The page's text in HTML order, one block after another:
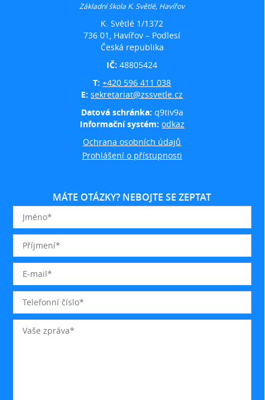
Základní škola K. Světlé, Havířov
K. Světlé 1/1372
736 01, Havířov – Podlesí
Česká republika
IČ:48805424
T:+420 596 411 038
E:sekretariat@zssvetle.cz
Datová schránka: q9tiv9a
Informační systém: odkaz
Ochrana osobních údajů
Prohlášení o přístupnosti
MÁTE OTÁZKY? NEBOJTE SE ZEPTAT